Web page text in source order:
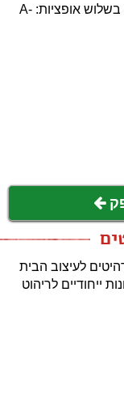
*בתוספת תשלום ניתן לקבל הפרדה יהודית בשלוש אופציות: A-
לעיצוב הבית
פתרונות ייחודיים לריהוט